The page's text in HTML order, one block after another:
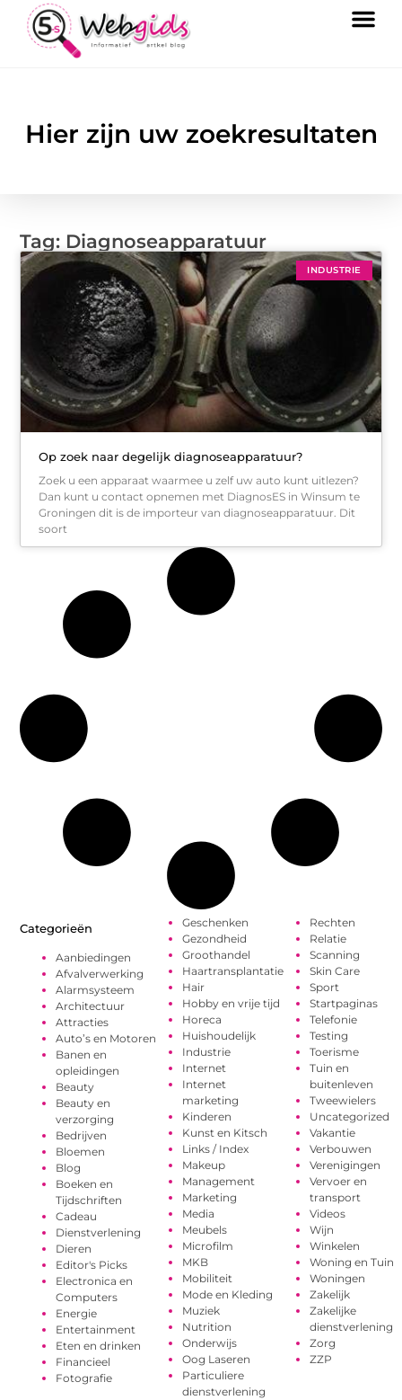
Hier zijn uw zoekresultaten
Tag: Diagnoseapparatuur
INDUSTRIE
Op zoek naar degelijk diagnoseapparatuur?
Zoek u een apparaat waarmee u zelf uw auto kunt uitlezen?
Dan kunt u contact opnemen met DiagnosES in Winsum te
Groningen dit is de importeur van diagnoseapparatuur. Dit
soort
Categorieën
Aanbiedingen
Afvalverwerking
Alarmsysteem
Architectuur
Attracties
Auto’s en Motoren
Banen en
opleidingen
Beauty
Beauty en
verzorging
Bedrijven
Bloemen
Blog
Boeken en
Tijdschriften
Cadeau
Dienstverlening
Dieren
Editor's Picks
Electronica en
Computers
Energie
Entertainment
Eten en drinken
Financieel
Fotografie
Geschenken
Gezondheid
Groothandel
Haartransplantatie
Hair
Hobby en vrije tijd
Horeca
Huishoudelijk
Industrie
Internet
Internet
marketing
Kinderen
Kunst en Kitsch
Links / Index
Makeup
Management
Marketing
Media
Meubels
Microfilm
MKB
Mobiliteit
Mode en Kleding
Muziek
Nutrition
Onderwijs
Oog Laseren
Particuliere
dienstverlening
Rechten
Relatie
Scanning
Skin Care
Sport
Startpaginas
Telefonie
Testing
Toerisme
Tuin en
buitenleven
Tweewielers
Uncategorized
Vakantie
Verbouwen
Verenigingen
Vervoer en
transport
Videos
Wijn
Winkelen
Woning en Tuin
Woningen
Zakelijk
Zakelijke
dienstverlening
Zorg
ZZP